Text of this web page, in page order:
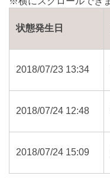
状態発生日
2018/07/23 13:34
2018/07/24 12:48
2018/07/24 15:09